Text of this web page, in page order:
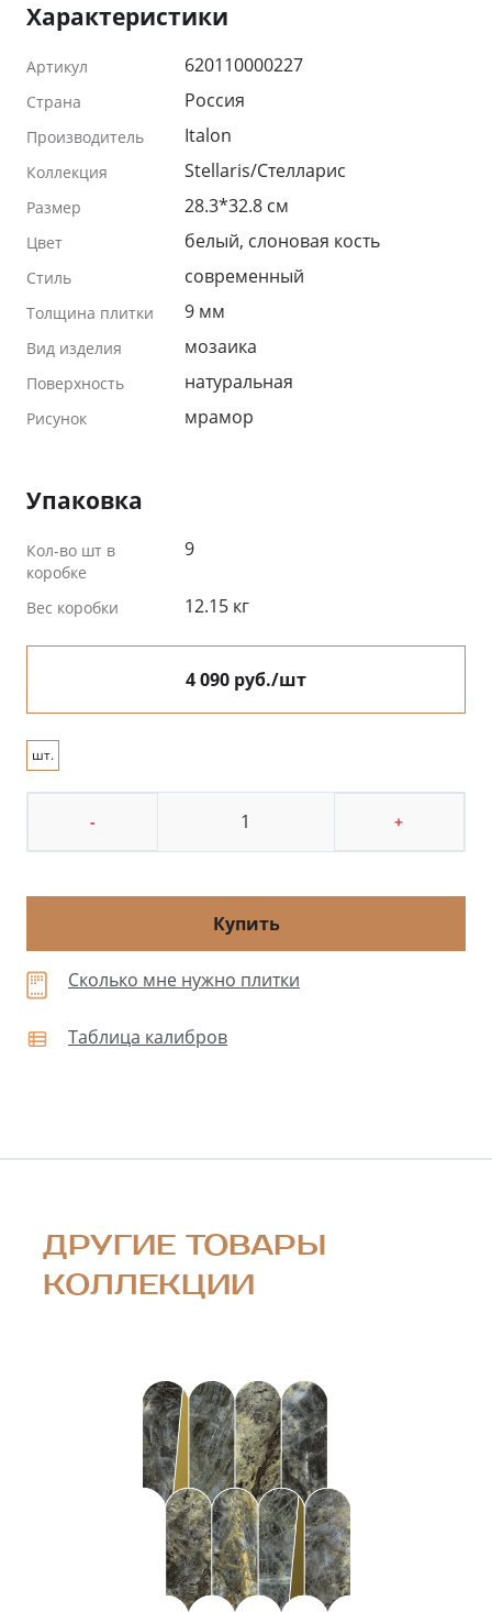
Характеристики
Артикул 620110000227
Страна Россия
Производитель Italon
Коллекция Stellaris/Стелларис
Размер 28.3*32.8 см
Цвет белый, слоновая кость
Стиль современный
Толщина плитки 9 мм
Вид изделия мозаика
Поверхность натуральная
Рисунок мрамор
Упаковка
Кол-во шт в
коробке
9
Вес коробки 12.15 кг
4 090 руб./шт
шт.
- +
Купить
Сколько мне нужно плитки
Таблица калибров
ДРУГИЕ ТОВАРЫ
КОЛЛЕКЦИИ